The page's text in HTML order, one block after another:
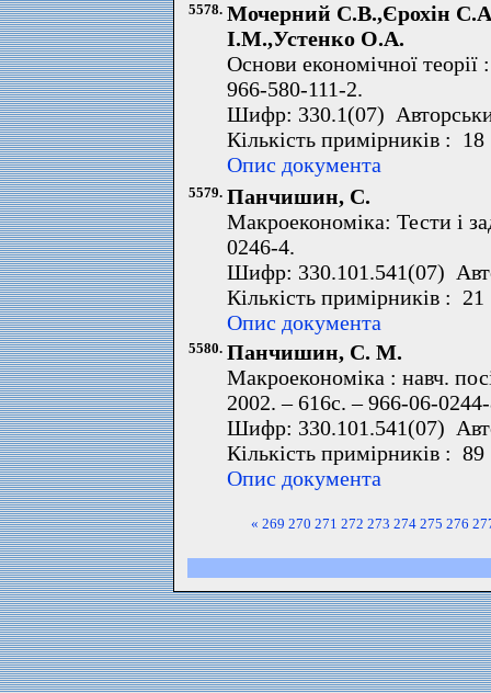
5578. Мочерний С.В.,Єрохін
І.М.,Устенко О.А.
Основи економічної
966-580-111-2.
Шифр: 330.1(07)
Кількість примірників :
Опис документа
5579. Панчишин, С.
Макроекономіка: Тести і
0246-4.
Шифр: 330.101.541(07)
Кількість примірників :
Опис документа
5580. Панчишин, С. М.
Макроекономіка : навч.
2002. – 616с. – 966-06-
Шифр: 330.101.541(07)
Кількість примірників :
Опис документа
« 269 270 271 272 273 274 275 276